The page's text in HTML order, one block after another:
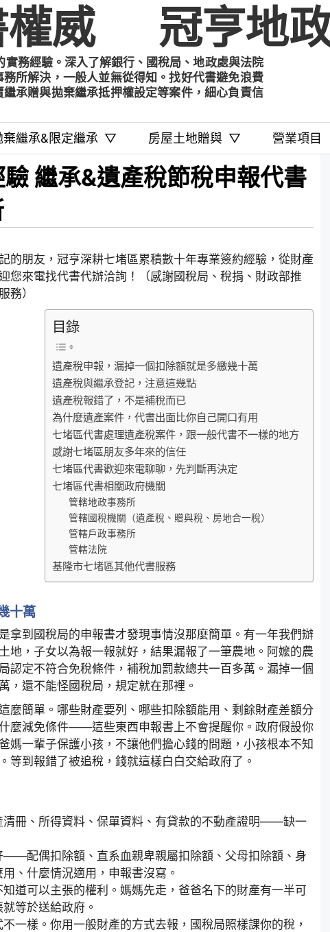
威 冠亨地
務經驗。深入了解銀行、國稅局、地政處與法院
所解決，一般人並無從得知。找好代書避免浪費
承贈與拋棄繼承抵押權設定等案件，細心負責信
棄繼承&限定繼承 ▽ 房屋土地贈與 ▽ 營業項目
繼承&遺產稅節稅申報代書
的朋友，冠亨深耕七堵區累積數十年專業簽約經驗，從財產
您來電找代書代辦洽詢！（感謝國稅局、稅捐、財政部推
務）
目錄
遺產稅申報，漏掉一個扣除額就是多繳幾十萬
遺產稅與繼承登記，注意這幾點
遺產稅報錯了，不是補稅而已
為什麼遺產案件，代書出面比你自己開口有用
七堵區代書處理遺產稅案件，跟一般代書不一樣的地方
感謝七堵區朋友多年來的信任
七堵區代書歡迎來電聊聊，先判斷再決定
七堵區代書相關政府機關
管轄地政事務所
管轄國稅機關（遺產稅、贈與稅、房地合一稅）
管轄戶政事務所
管轄法院
基隆市七堵區其他代書服務
十萬
拿到國稅局的申報書才發現事情沒那麼簡單。有一年我們辦
地，子女以為報一報就好，結果漏報了一筆農地。阿嬤的農
認定不符合免稅條件，補稅加罰款總共一百多萬。漏掉一個
，還不能怪國稅局，規定就在那裡。
麼簡單。哪些財產要列、哪些扣除額能用、剩餘財產差額分
麼減免條件——這些東西申報書上不會提醒你。政府假設你
媽一輩子保護小孩，不讓他們擔心錢的問題，小孩根本不知
等到報錯了被追稅，錢就這樣白白交給政府了。
清冊、所得資料、保單資料、有貸款的不動產證明——缺一
配偶扣除額、直系血親卑親屬扣除額、父母扣除額、身
、什麼情況適用，申報書沒寫。
道可以主張的權利。媽媽先走，爸爸名下的財產有一半可
等於送給政府。
一樣。你用一般財產的方式去報，國稅局照樣課你的稅，